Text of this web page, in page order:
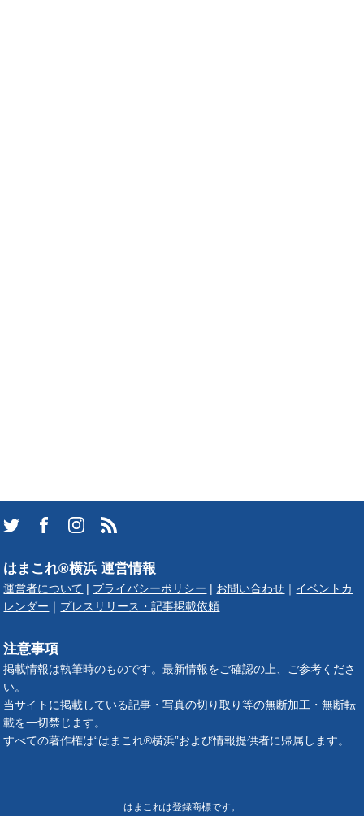
はまこれ®横浜 運営情報
運営者について | プライバシーポリシー | お問い合わせ ｜ イベントカ
レンダー ｜ プレスリリース・記事掲載依頼
注意事項
掲載情報は執筆時のものです。最新情報をご確認の上、ご参考くださ
い。
当サイトに掲載している記事・写真の切り取り等の無断加工・無断転
載を一切禁じます。
すべての著作権は“はまこれ®横浜”および情報提供者に帰属します。
はまこれは登録商標です。